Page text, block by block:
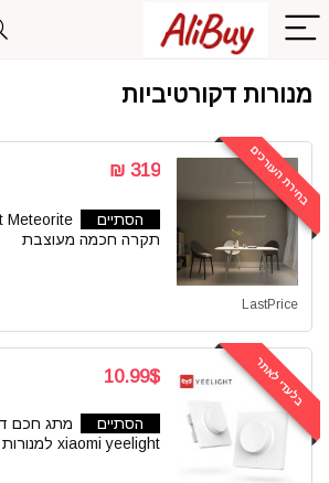
מנורות דקורטיביות
בחירת העורכים 319 ₪
הסתיים
תקרה חכמה מעוצבת
LastPrice
בלעדי לאתר 10.99$
הסתיים
מתג חכם
xiaomi yeelight למנורות חכמות